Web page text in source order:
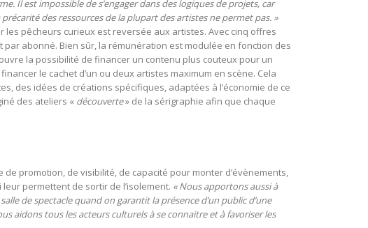
Il est impossible de s’engager dans des logiques de projets, car
des ressources de la plupart des artistes ne permet pas. »
pêcheurs curieux est reversée aux artistes. Avec cinq offres
abonné. Bien sûr, la rémunération est modulée en fonction des
la possibilité de financer un contenu plus couteux pour un
le cachet d’un ou deux artistes maximum en scène. Cela
des idées de créations spécifiques, adaptées à l’économie de ce
des ateliers « découverte» de la sérigraphie afin que chaque
promotion, de visibilité, de capacité pour monter d’évènements,
permettent de sortir de l’isolement. « Nous apportons aussi à
de spectacle quand on garantit la présence d’un public d’une
aidons tous les acteurs culturels à se connaitre et à favoriser les